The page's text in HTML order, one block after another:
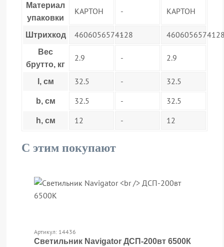
Материал
упаковки
КАРТОН - КАРТОН
Штрихкод 4606056574128
-
Вес
брутто, кг
2.9 - 2.9
l, см 32.5 - 32.5
b, см 32.5 - 32.5
h, см 12 - 12
С этим покупают
Артикул: 14436
Светильник Navigator ДСП-200вт 6500К